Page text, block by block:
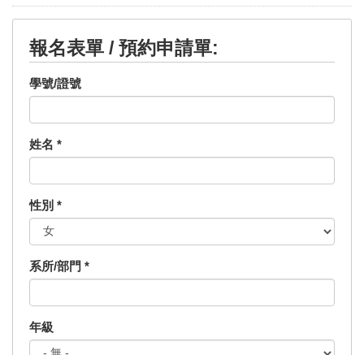
報名表單 / 預約申請單:
學號/證號
姓名 *
性別 *
系所/部門 *
年級